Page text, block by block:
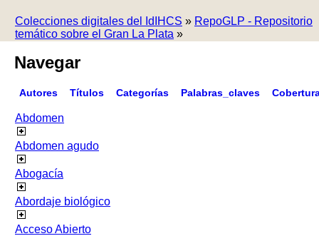
Colecciones digitales del IdIHCS » RepoGLP - Repositorio
temático sobre el Gran La Plata »
Navegar
Autores Títulos Categorías Palabras_claves
Abdomen
Abdomen agudo
Abogacía
Abordaje biológico
Acceso Abierto